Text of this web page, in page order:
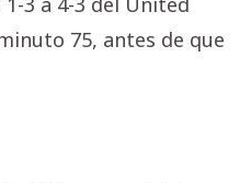
75, antes de que